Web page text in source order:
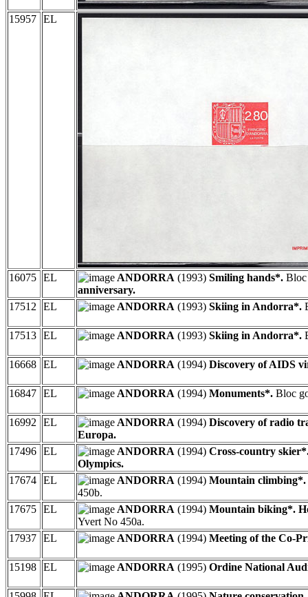
15957 EL
16075 EL ANDORRA (1993) Smiling hands*. Bloc
anniversary.
17512
EL ANDORRA (1993) Skiing in Andorra*.
17513 EL ANDORRA (1993) Skiing in Andorra*.
16668 EL ANDORRA (1994) Discovery of AIDS
16847 EL ANDORRA (1994) Monuments*. Bloc
16992 EL ANDORRA (1994) Discovery of radio
Europa.
17496 EL ANDORRA (1994) Cross-country
Olympics.
17674 EL ANDORRA (1994) Mountain
450b.
17675 EL ANDORRA (1994) Mountain biking*.
Yvert No 450a.
17937 EL ANDORRA (1994) Meeting of the Co-
15198 EL ANDORRA (1995) Ordine National